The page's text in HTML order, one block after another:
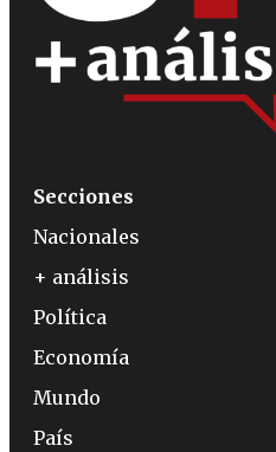
Secciones
Nacionales
+ análisis
Política
Economía
Mundo
País